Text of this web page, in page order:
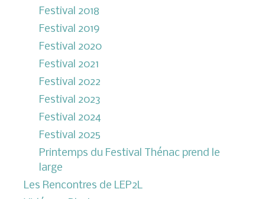
Festival 2018
Festival 2019
Festival 2020
Festival 2021
Festival 2022
Festival 2023
Festival 2024
Festival 2025
Printemps du Festival Thénac prend le
large
Les Rencontres de LEP2L